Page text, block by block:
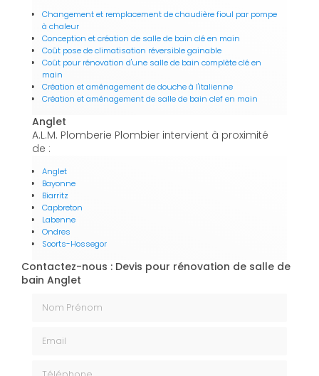
Changement et remplacement de chaudière fioul par pompe
à chaleur
Conception et création de salle de bain clé en main
Coût pose de climatisation réversible gainable
Coût pour rénovation d'une salle de bain complète clé en
main
Création et aménagement de douche à l'italienne
Création et aménagement de salle de bain clef en main
Anglet
A.L.M. Plomberie Plombier intervient à proximité
de :
Anglet
Bayonne
Biarritz
Capbreton
Labenne
Ondres
Soorts-Hossegor
Contactez-nous : Devis pour rénovation de salle de
bain Anglet